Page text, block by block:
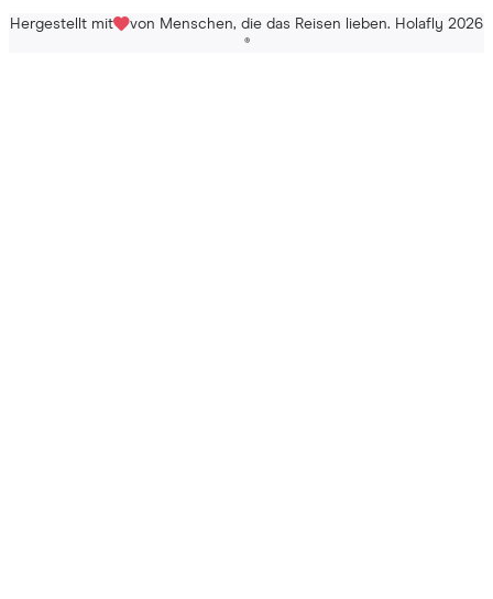
Hergestellt mit von Menschen, die das Reisen lieben. Holafly 2026
®